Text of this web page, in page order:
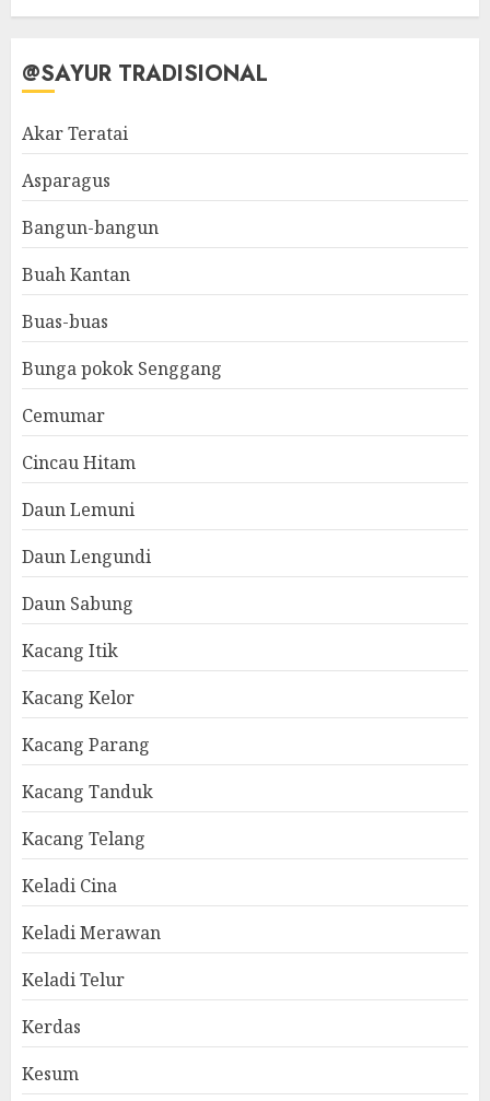
@SAYUR TRADISIONAL
Akar Teratai
Asparagus
Bangun-bangun
Buah Kantan
Buas-buas
Bunga pokok Senggang
Cemumar
Cincau Hitam
Daun Lemuni
Daun Lengundi
Daun Sabung
Kacang Itik
Kacang Kelor
Kacang Parang
Kacang Tanduk
Kacang Telang
Keladi Cina
Keladi Merawan
Keladi Telur
Kerdas
Kesum